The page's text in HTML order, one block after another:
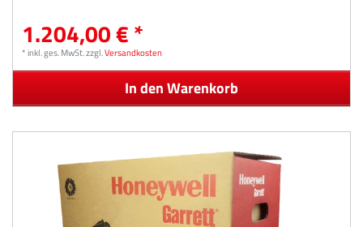
1.204,00 € *
*inkl. ges. MwSt.zzgl.Versandkosten
In den Warenkorb